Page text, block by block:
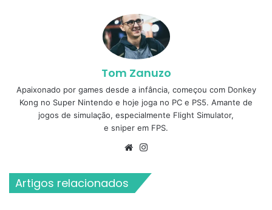
Tom Zanuzo
Apaixonado por games desde a infância, começou com Donkey
Kong no Super Nintendo e hoje joga no PC e PS5. Amante de
jogos de simulação, especialmente Flight Simulator,
e sniper em FPS.
Website
Artigos relacionados